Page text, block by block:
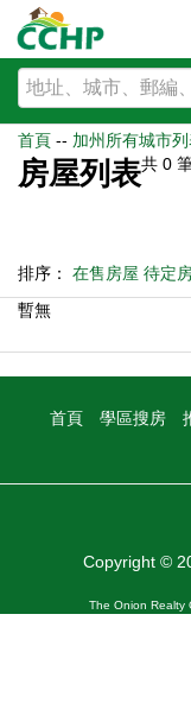
首頁 -- 加州所有城市
房屋列表共 0
排序： 在售房屋 待定
暫無
首頁 學區搜房
Copyright ©
The Onion Realty